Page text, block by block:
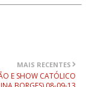
MAIS RECENTES
E SHOW CATÓLICO